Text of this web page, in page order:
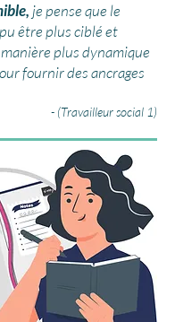
je pense que le
être plus ciblé et
plus dynamique
fournir des ancrages
- (Travailleur social 1)